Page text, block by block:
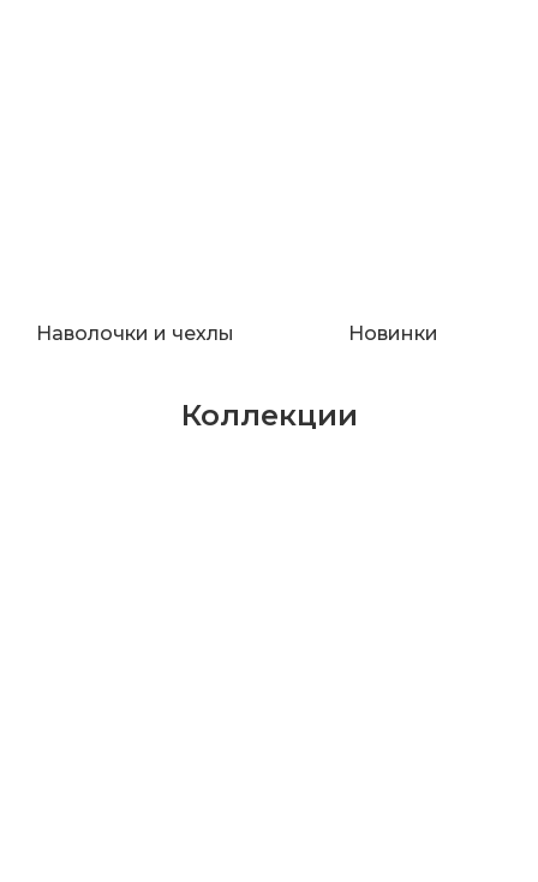
Наволочки и чехлы Новинки
Коллекции